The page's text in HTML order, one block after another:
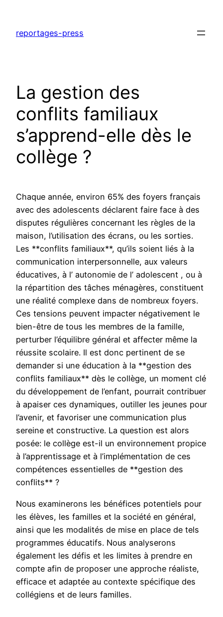
contenu
reportages-press
La gestion des
conflits familiaux
s’apprend-elle dès le
collège ?
Chaque année, environ 65% des foyers français
avec des adolescents déclarent faire face à des
disputes régulières concernant les règles de la
maison, l’utilisation des écrans, ou les sorties.
Les **conflits familiaux**, qu’ils soient liés à la
communication interpersonnelle, aux valeurs
éducatives, à l’ autonomie de l’ adolescent , ou à
la répartition des tâches ménagères, constituent
une réalité complexe dans de nombreux foyers.
Ces tensions peuvent impacter négativement le
bien-être de tous les membres de la famille,
perturber l’équilibre général et affecter même la
réussite scolaire. Il est donc pertinent de se
demander si une éducation à la **gestion des
conflits familiaux** dès le collège, un moment clé
du développement de l’enfant, pourrait contribuer
à apaiser ces dynamiques, outiller les jeunes pour
l’avenir, et favoriser une communication plus
sereine et constructive. La question est alors
posée: le collège est-il un environnement propice
à l’apprentissage et à l’implémentation de ces
compétences essentielles de **gestion des
conflits** ?
Nous examinerons les bénéfices potentiels pour
les élèves, les familles et la société en général,
ainsi que les modalités de mise en place de tels
programmes éducatifs. Nous analyserons
également les défis et les limites à prendre en
compte afin de proposer une approche réaliste,
efficace et adaptée au contexte spécifique des
collégiens et de leurs familles.